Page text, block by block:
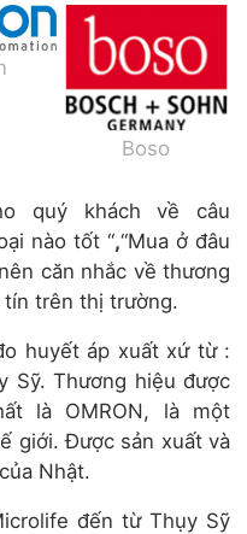
Boso
quý khách về câu
nào tốt “,“Mua ở đâu
căn nhắc về thương
tín trên thị trường.
huyết áp xuất xứ từ :
Sỹ. Thương hiệu được
là OMRON, là một
giới. Được sản xuất và
Nhật.
đến từ Thụy Sỹ